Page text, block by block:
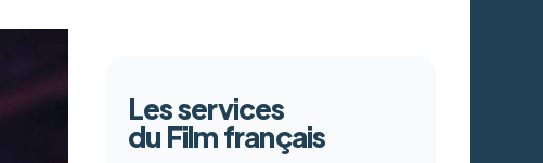
Les services
du Film français